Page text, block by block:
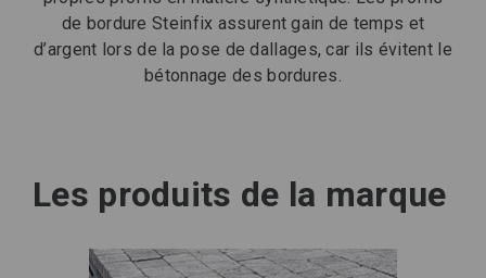
de bordure Steinfix assurent gain de temps et
d’argent lors de la pose de dallages, car ils évitent le
bétonnage des bordures.
Les produits de la marque